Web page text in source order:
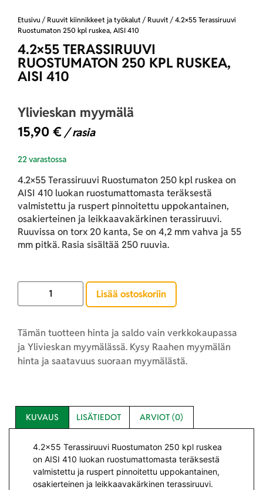
Etusivu / Ruuvit kiinnikkeet ja työkalut / Ruuvit / 4.2×55 Terassiruuvi
Ruostumaton 250 kpl ruskea, AISI 410
4.2×55 TERASSIRUUVI
RUOSTUMATON 250 KPL RUSKEA,
AISI 410
Ylivieskan myymälä
15,90 € / rasia
22 varastossa
4.2×55 Terassiruuvi Ruostumaton 250 kpl ruskea on
AISI 410 luokan ruostumattomasta teräksestä
valmistettu ja ruspert pinnoitettu uppokantainen,
osakierteinen ja leikkaavakärkinen terassiruuvi.
Ruuvissa on torx 20 kanta, Se on 4,2 mm vahva ja 55
mm pitkä. Rasia sisältää 250 ruuvia.
Lisää ostoskoriin
Tämän tuotteen hinta ja saldo vain verkkokaupassa
ja Ylivieskan myymälässä. Kysy Raahen myymälän
hinta ja saatavuus suoraan myymälästä.
KUVAUS LISÄTIEDOT ARVIOT (0)
4.2×55 Terassiruuvi Ruostumaton 250 kpl ruskea
on AISI 410 luokan ruostumattomasta teräksestä
valmistettu ja ruspert pinnoitettu uppokantainen,
osakierteinen ja leikkaavakärkinen terassiruuvi.